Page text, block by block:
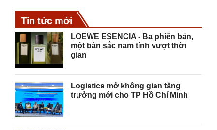
Tin tức mới
LOEWE ESENCIA - Ba phiên bản,
một bản sắc nam tính vượt thời
gian
Logistics mở không gian tăng
trưởng mới cho TP Hồ Chí Minh